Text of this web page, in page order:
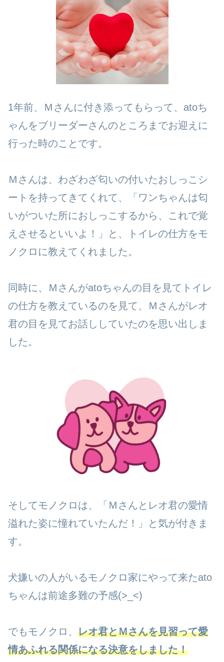
1年前、Ｍさんに付き添ってもらって、atoち
ゃんをブリーダーさんのところまでお迎えに
行った時のことです。
Ｍさんは、わざわざ匂いの付いたおしっこシ
ートを持ってきてくれて、「ワンちゃんは匂
いがついた所におしっこするから、これで覚
えさせるといいよ！」と、トイレの仕方をモ
ノクロに教えてくれました。
同時に、Ｍさんがatoちゃんの目を見てトイレ
の仕方を教えているのを見て、Ｍさんがレオ
君の目を見てお話ししていたのを思い出しま
した。
そしてモノクロは、「Ｍさんとレオ君の愛情
溢れた姿に憧れていたんだ！」と気が付きま
す。
犬嫌いの人がいるモノクロ家にやって来たato
ちゃんは前途多難の予感(>_<)
でもモノクロ、 レオ君とＭさんを見習って愛
情あふれる関係になる決意をしました！